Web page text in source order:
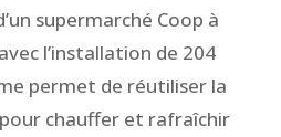
supermarché Coop à
l’installation de 204
permet de réutiliser la
chauffer et rafraîchir